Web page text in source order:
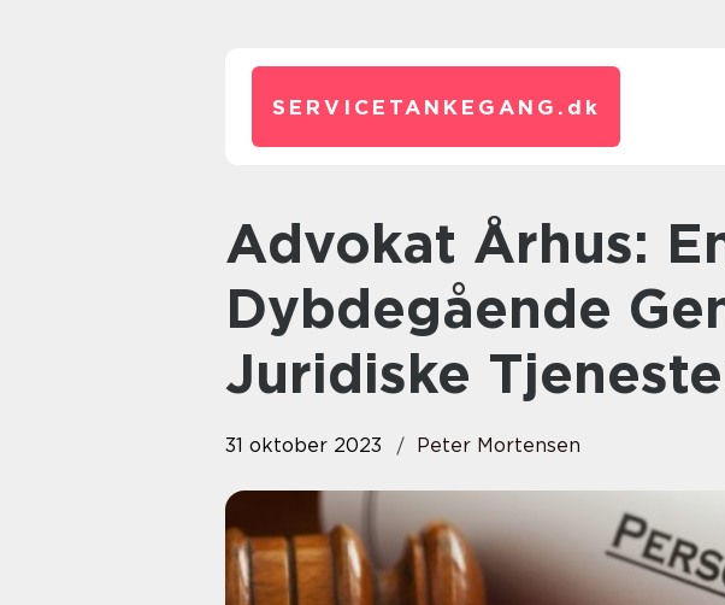
SERVICETANKEGANG. dk
Advokat Århus: En
Dybdegående
Juridiske
31 oktober 2023 Peter Mortensen